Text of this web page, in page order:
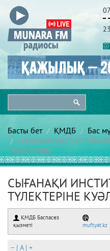
Басты бет ҚМДБ Бас
СЫҒАНАҚИ
ТАБЫСТАЛДЫ
СЫҒАНАҚИ
ТҮЛЕКТЕРІНЕ
ҚМДБ Баспасөз
қызметі
muftyat.kz
– | A| +